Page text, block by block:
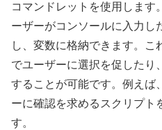
コマンドレットを使用します
ーザーがコンソールに入力し
し、変数に格納できます。こ
でユーザーに選択を促したり
することが可能です。例えば
ーに確認を求めるスクリプト
す。